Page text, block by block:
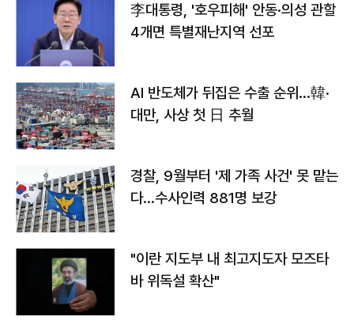
李대통령, '호우피해' 안동·의성 관할
4개면 특별재난지역 선포
AI 반도체가 뒤집은 수출 순위…韓·
대만, 사상 첫 日 추월
경찰, 9월부터 '제 가족 사건' 못 맡는
다…수사인력 881명 보강
"이란 지도부 내 최고지도자 모즈타
바 위독설 확산"